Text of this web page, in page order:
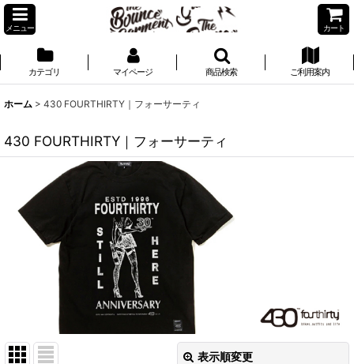
メニュー カート
カテゴリ マイページ 商品検索 ご利用案内
ホーム > 430 FOURTHIRTY｜フォーサーティ
430 FOURTHIRTY｜フォーサーティ
表示順変更